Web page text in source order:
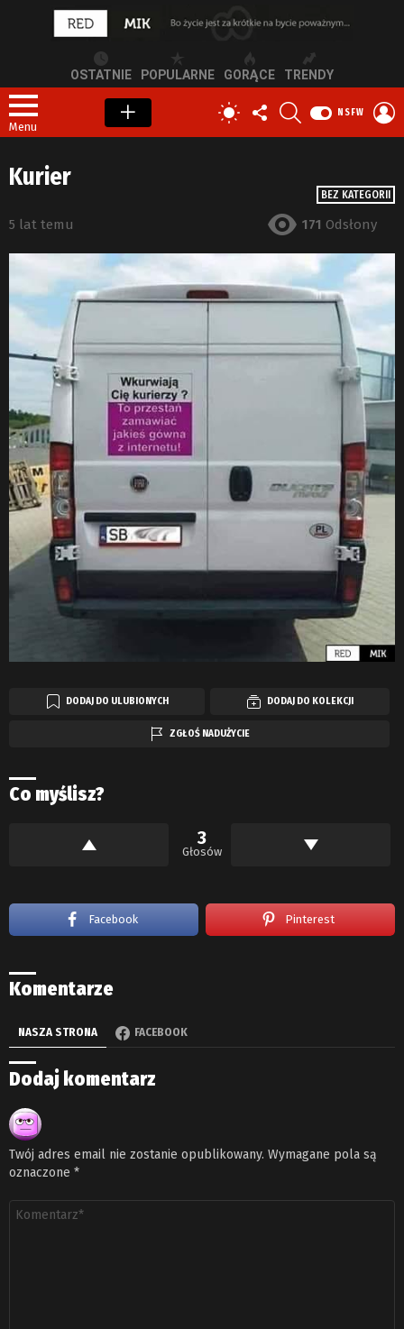
OSTATNIE POPULARNE GORĄCE TRENDY
Menu
PRZEŁĄCZ
SKÓRKĘ
OBSERWUJ
NAS
NSFW
BEZ KATEGORII
Kurier
5 lat temu 171 Odsłony
DODAJ DO ULUBIONYCH DODAJ DO KOLEKCJI
ZGŁOŚ NADUŻYCIE
Co myślisz?
3
Głosów
Facebook Pinterest
Komentarze
NASZA STRONA FACEBOOK
Dodaj komentarz
Twój adres email nie zostanie opublikowany. Wymagane pola są
oznaczone *